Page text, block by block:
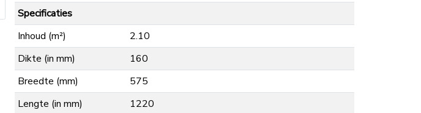
Specificaties
Inhoud (m²)
2.10
Dikte (in mm)
160
Breedte (mm)
575
Lengte (in mm)
1220